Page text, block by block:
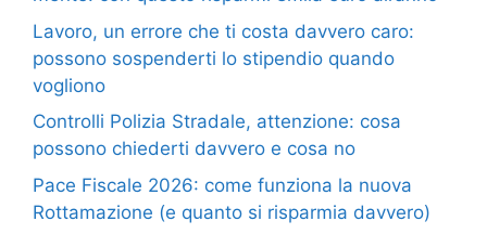
Lavoro, un errore che ti costa davvero caro:
possono sospenderti lo stipendio quando
vogliono
Controlli Polizia Stradale, attenzione: cosa
possono chiederti davvero e cosa no
Pace Fiscale 2026: come funziona la nuova
Rottamazione (e quanto si risparmia davvero)